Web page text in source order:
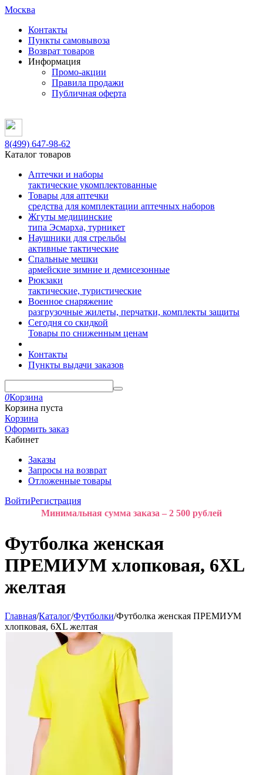
Москва
Контакты
Пункты самовывоза
Возврат товаров
Информация
Промо-акции
Правила продажи
Публичная оферта
8(499) 647-98-62
Каталог товаров
Аптечки и наборы
тактические укомплектованные
Товары для аптечки
средства для комплектации аптечных наборов
Жгуты медицинские
типа Эсмарха, турникет
Наушники для стрельбы
активные тактические
Спальные мешки
армейские зимние и демисезонные
Рюкзаки
тактические, туристические
Военное снаряжение
разгрузочные жилеты, перчатки, комплекты защиты
Сегодня со скидкой
Товары по сниженным ценам
Контакты
Пункты выдачи заказов
0Корзина
Корзина пуста
Корзина
Оформить заказ
Кабинет
Заказы
Запросы на возврат
Отложенные товары
ВойтиРегистрация
Минимальная сумма заказа – 2 500 рублей
Футболка женская
ПРЕМИУМ хлопковая, 6XL
желтая
Главная/Каталог/Футболки/Футболка женская ПРЕМИУМ
хлопковая, 6XL желтая